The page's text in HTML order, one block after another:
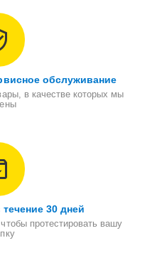
обслуживание
в качестве которых мы
30 дней
протестировать вашу